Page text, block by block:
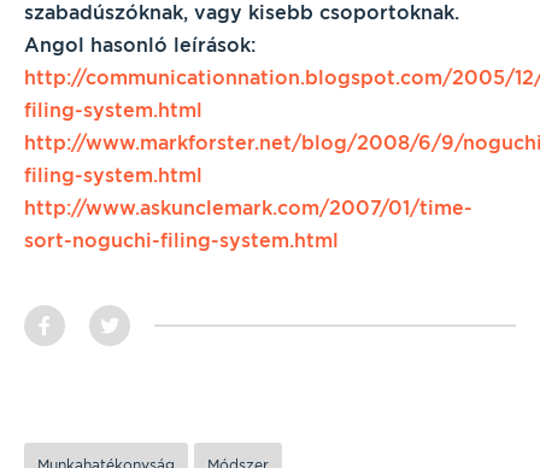
szabadúszóknak, vagy kisebb csoportoknak.
Angol hasonló leírások:
http://communicationnation.blogspot.com/2005/
filing-system.html
http://www.markforster.net/blog/2008/6/9/
filing-system.html
http://www.askunclemark.com/2007/01/time-
sort-noguchi-filing-system.html